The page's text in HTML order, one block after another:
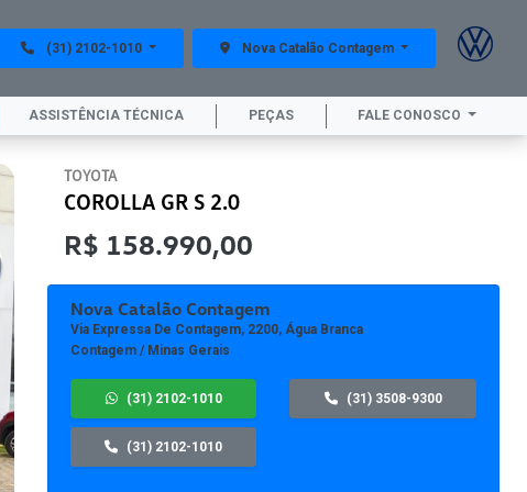
(31) 2102-1010 Nova Catalão Contagem
ASSISTÊNCIA TÉCNICA PEÇAS FALE CONOSCO
TOYOTA
COROLLA GR S 2.0
R$ 158.990,00
Nova Catalão Contagem
Via Expressa De Contagem, 2200, Água Branca
Contagem / Minas Gerais
(31) 2102-1010 (31) 3508-9300
(31) 2102-1010